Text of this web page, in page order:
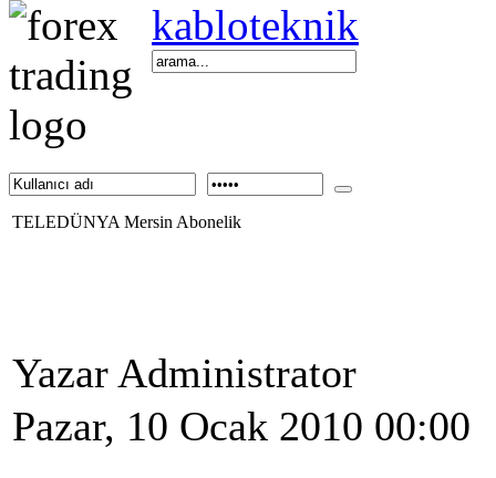
kabloteknik
TELEDÜNYA Mersin Abonelik
Yazar Administrator
Pazar, 10 Ocak 2010 00:00